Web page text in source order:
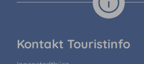
Kontakt Touristinfo